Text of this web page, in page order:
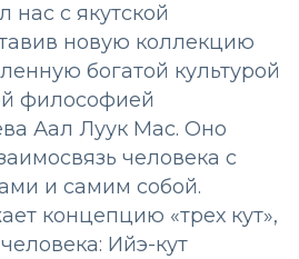
нас с якутской
новую коллекцию
богатой культурой
философией
Аал Луук Мас. Оно
человека с
и самим собой.
концепцию «трех кут»,
Ийэ-кут